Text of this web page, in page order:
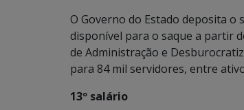
O Governo do Estado deposita
disponível para o saque a partir
de Administração e
para 84 mil servidores, entre
13º salário